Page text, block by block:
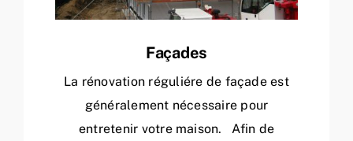
Façades
La rénovation réguliére de façade est
généralement nécessaire pour
entretenir votre maison. Afin de